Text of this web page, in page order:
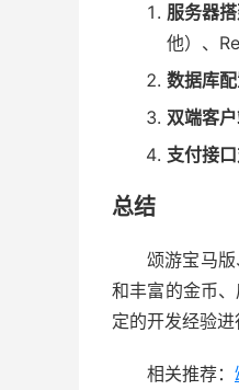
服务器
他）、
数据库
双端客
支付接
总结
颂游宝马
和丰富的金币
定的开发经验进
相关推荐：